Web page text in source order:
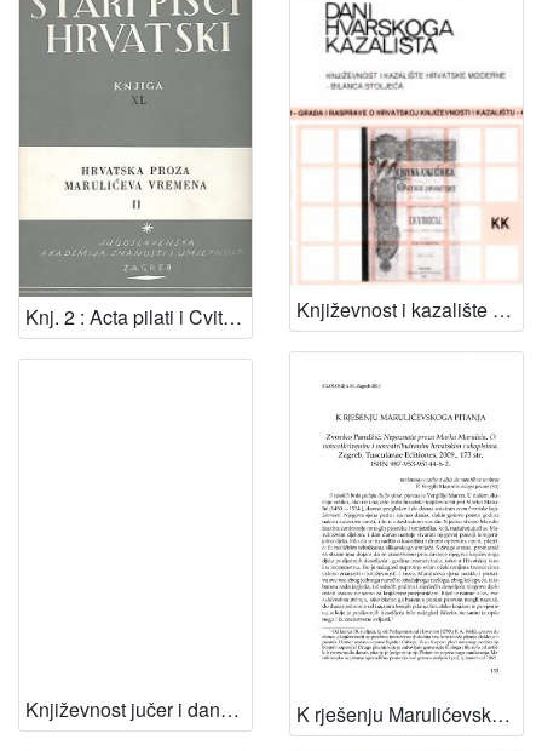
Knj. 2 : Acta pilati i Cvitje / za tisak priredio, predgovor i uvodne rasprave napisao Josip Hamm ; urednik Milan Ratković Književnost i kazalište hrvatske moderne - bilanca stoljeća ; [uredništvo knjige Nikola Batušić...et al.]
Književnost jučer i danas / Marin Franičević K rješenju Marulićevskoga pitanja : Zvonko Pandžić: Nepoznata proza Marka Marulića. O novootkrivenim i novoatribuiranim hrvatskim rukopisima. Zagreb, Tusculanae Editiones, 2009. : [prikaz] / Stjepan Krasić